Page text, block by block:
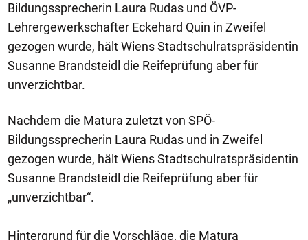
Bildungssprecherin Laura Rudas und ÖVP-
Lehrergewerkschafter Eckehard Quin in Zweifel
gezogen wurde, hält Wiens Stadtschulratspräsidentin
Susanne Brandsteidl die Reifeprüfung aber für
unverzichtbar.
Nachdem die Matura zuletzt von SPÖ-
Bildungssprecherin Laura Rudas und in Zweifel
gezogen wurde, hält Wiens Stadtschulratspräsidentin
Susanne Brandsteidl die Reifeprüfung aber für
„unverzichtbar“.
Hintergrund für die Vorschläge, die Matura